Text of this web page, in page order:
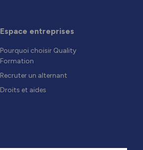
Espace entreprises
Pourquoi choisir Quality
Formation
Recruter un alternant
Droits et aides